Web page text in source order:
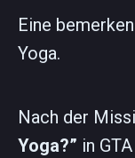
Eine
Yoga.
Nach der
Yoga?” in